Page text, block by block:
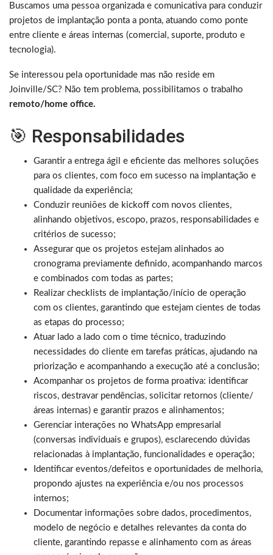
Buscamos uma pessoa organizada e comunicativa para conduzir
projetos de implantação ponta a ponta, atuando como ponte
entre cliente e áreas internas (comercial, suporte, produto e
tecnologia).
Se interessou pela oportunidade mas não reside em
Joinville/SC? Não tem problema, possibilitamos o trabalho
remoto/home office.
🎯 Responsabilidades
Garantir a entrega ágil e eficiente das melhores soluções
para os clientes, com foco em sucesso na implantação e
qualidade da experiência;
Conduzir reuniões de kickoff com novos clientes,
alinhando objetivos, escopo, prazos, responsabilidades e
critérios de sucesso;
Assegurar que os projetos estejam alinhados ao
cronograma previamente definido, acompanhando marcos
e combinados com todas as partes;
Realizar checklists de implantação/início de operação
com os clientes, garantindo que estejam cientes de todas
as etapas do processo;
Atuar lado a lado com o time técnico, traduzindo
necessidades do cliente em tarefas práticas, ajudando na
priorização e acompanhando a execução até a conclusão;
Acompanhar os projetos de forma proativa: identificar
riscos, destravar pendências, solicitar retornos (cliente/
áreas internas) e garantir prazos e alinhamentos;
Gerenciar interações no WhatsApp empresarial
(conversas individuais e grupos), esclarecendo dúvidas
relacionadas à implantação, funcionalidades e operação;
Identificar eventos/defeitos e oportunidades de melhoria,
propondo ajustes na experiência e/ou nos processos
internos;
Documentar informações sobre dados, procedimentos,
modelo de negócio e detalhes relevantes da conta do
cliente, garantindo repasse e alinhamento com as áreas